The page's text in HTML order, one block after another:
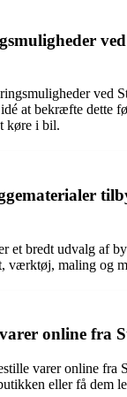
ved
at bekræfte dette
køre i bil.
et bredt udvalg af
værktøj, maling og
online fra
varer online fra
eller få dem